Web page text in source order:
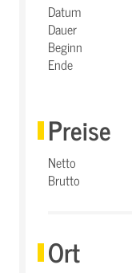
Datum
Dauer
Beginn
Ende
Preise
Netto
Brutto
Ort